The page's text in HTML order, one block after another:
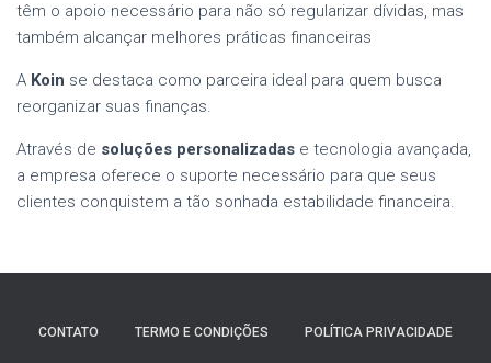
têm o apoio necessário para não só regularizar dívidas, mas
também alcançar melhores práticas financeiras
A Koin se destaca como parceira ideal para quem busca
reorganizar suas finanças.
Através de soluções personalizadas e tecnologia avançada,
a empresa oferece o suporte necessário para que seus
clientes conquistem a tão sonhada estabilidade financeira.
CONTATO TERMO E CONDIÇÕES POLÍTICA PRIVACIDADE